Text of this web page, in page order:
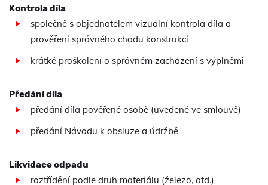
Kontrola díla
společně s objednatelem vizuální kontrola díla a
prověření správného chodu konstrukcí
krátké proškolení o správném zacházení s výplněmi
Předání díla
předání díla pověřené osobě (uvedené ve smlouvě)
předání Návodu k obsluze a údržbě
Likvidace odpadu
roztřídění podle druh materiálu (železo, atd.)